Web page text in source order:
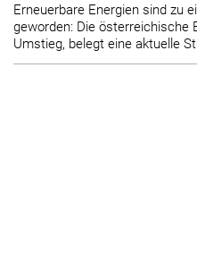
Erneuerbare Energien sind zu
geworden: Die österreichische
Umstieg, belegt eine aktuelle